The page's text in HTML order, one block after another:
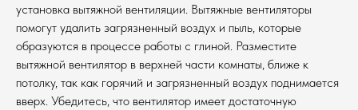
установка вытяжной вентиляции. Вытяжные вентиляторы
помогут удалить загрязненный воздух и пыль, которые
образуются в процессе работы с глиной. Разместите
вытяжной вентилятор в верхней части комнаты, ближе к
потолку, так как горячий и загрязненный воздух поднимается
вверх. Убедитесь, что вентилятор имеет достаточную